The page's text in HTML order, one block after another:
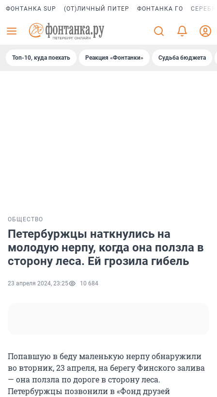
ФОНТАНКА SUP (ОТ)ЛИЧНЫЙ ПИТЕР ФОНТАНКА ГО
Топ-10, куда поехать Реакция «Фонтанки» Судьба бюджета
ОБЩЕСТВО
Петербуржцы наткнулись на
молодую нерпу, когда она ползла в
сторону леса. Ей грозила гибель
23 апреля 2024, 23:25 10 684
Попавшую в беду маленькую нерпу обнаружили
во вторник, 23 апреля, на берегу Финского залива
— она ползла по дороге в сторону леса.
Петербуржцы позвонили в «Фонд друзей